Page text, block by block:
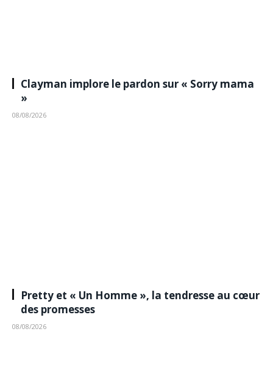
Clayman implore le pardon sur « Sorry mama
»
08/08/2026
Pretty et « Un Homme », la tendresse au cœur
des promesses
08/08/2026